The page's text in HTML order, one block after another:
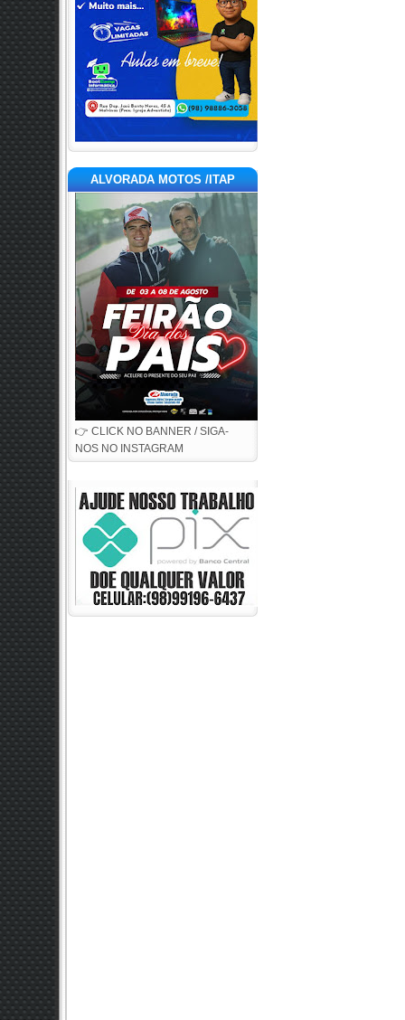
ALVORADA MOTOS /ITAP
👉 CLICK NO BANNER / SIGA-
NOS NO INSTAGRAM